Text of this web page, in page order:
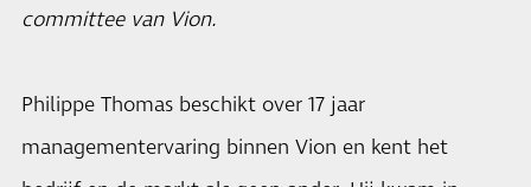
committee van Vion.
Philippe Thomas beschikt over 17 jaar
managementervaring binnen Vion en kent het